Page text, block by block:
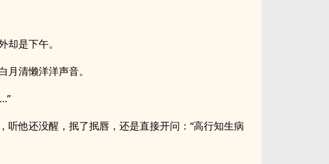
却是下午。
月清懒洋洋声音。
听他还没醒，抿了抿唇，还是直接开问：“高行知生病